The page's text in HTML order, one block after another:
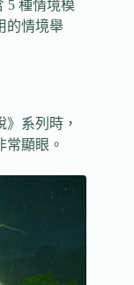
5 種情境模
的情境舉
系列時，
顯眼。